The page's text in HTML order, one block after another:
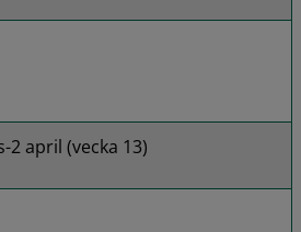
2 april (vecka 13)